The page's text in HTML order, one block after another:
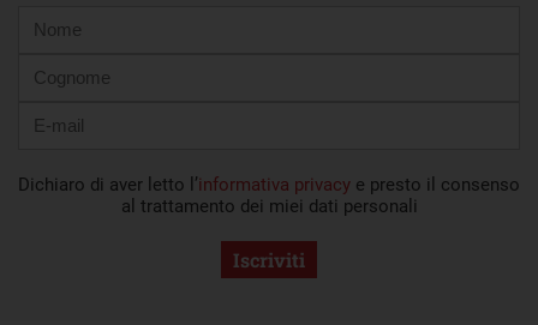
mail
Dichiaro di aver letto l’informativa privacy e presto il consenso
al trattamento dei miei dati personali
Iscriviti